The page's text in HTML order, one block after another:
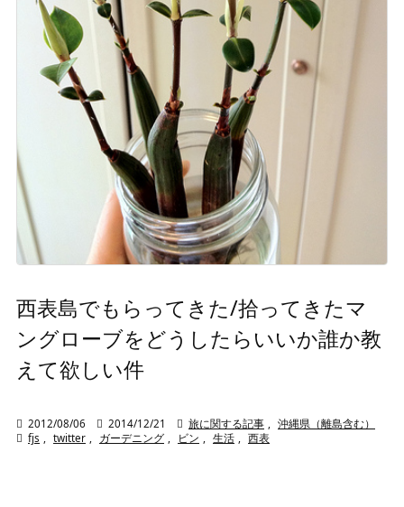
西表島でもらってきた/拾ってきたマ
ングローブをどうしたらいいか誰か教
えて欲しい件
 2012/08/06  2014/12/21  旅に関する記事
沖縄県（離島含む）
 fjs twitter ガーデニング ビン 生活 西表